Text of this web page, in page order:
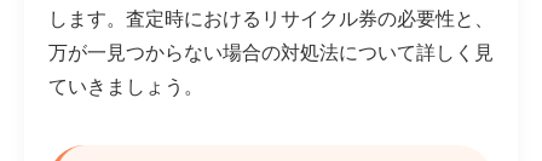
します。査定時におけるリサイクル券の必要性と、
万が一見つからない場合の対処法について詳しく見
ていきましょう。